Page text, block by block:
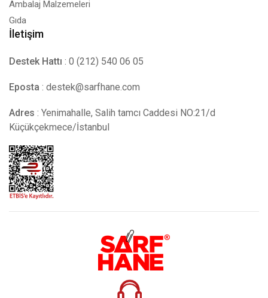
Ambalaj Malzemeleri
Gıda
İletişim
Destek Hattı : 0 (212) 540 06 05
Eposta : destek@sarfhane.com
Adres : Yenimahalle, Salih tamcı Caddesi NO:21/d
Küçükçekmece/İstanbul